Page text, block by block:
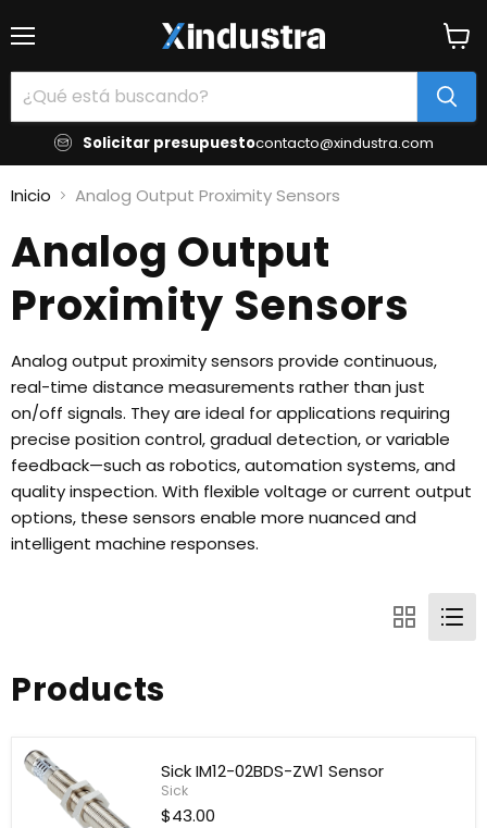
Solicitar presupuestocontacto@xindustra.com
Inicio Analog Output Proximity Sensors
Analog Output
Proximity Sensors
Analog output proximity sensors provide continuous,
real-time distance measurements rather than just
on/off signals. They are ideal for applications requiring
precise position control, gradual detection, or variable
feedback—such as robotics, automation systems, and
quality inspection. With flexible voltage or current output
options, these sensors enable more nuanced and
intelligent machine responses.
Products
Sick IM12-02BDS-ZW1 Sensor
Sick
$43.00